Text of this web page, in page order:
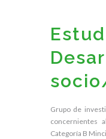
Grupo de
concernientes
Categoría B